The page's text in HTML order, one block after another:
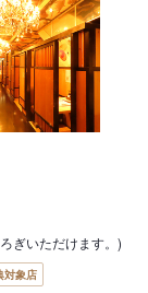
ぎいただけます。)
対象店